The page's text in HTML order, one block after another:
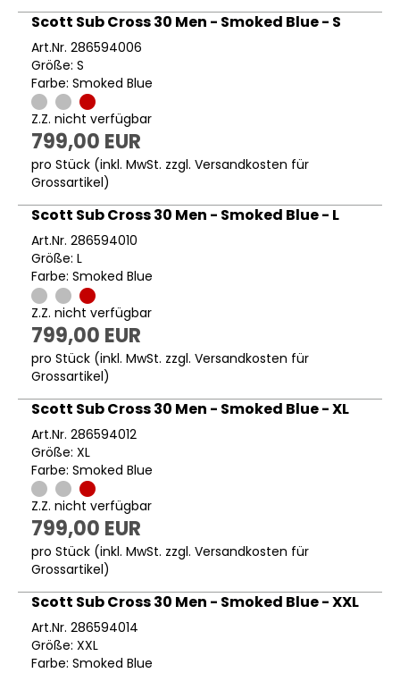
Scott Sub Cross 30 Men - Smoked Blue - S
Art.Nr. 286594006
Größe: S
Farbe: Smoked Blue
Z.Z. nicht verfügbar
799,00 EUR
pro Stück (inkl. MwSt. zzgl. Versandkosten für
Grossartikel)
Scott Sub Cross 30 Men - Smoked Blue - L
Art.Nr. 286594010
Größe: L
Farbe: Smoked Blue
Z.Z. nicht verfügbar
799,00 EUR
pro Stück (inkl. MwSt. zzgl. Versandkosten für
Grossartikel)
Scott Sub Cross 30 Men - Smoked Blue - XL
Art.Nr. 286594012
Größe: XL
Farbe: Smoked Blue
Z.Z. nicht verfügbar
799,00 EUR
pro Stück (inkl. MwSt. zzgl. Versandkosten für
Grossartikel)
Scott Sub Cross 30 Men - Smoked Blue - XXL
Art.Nr. 286594014
Größe: XXL
Farbe: Smoked Blue